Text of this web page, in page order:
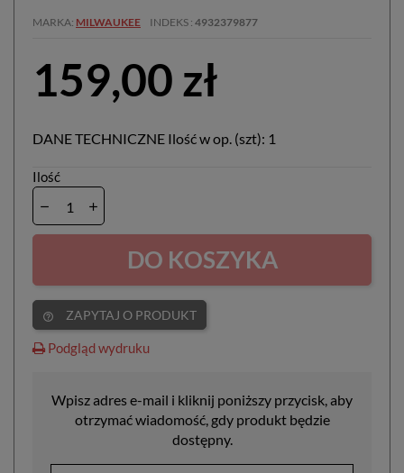
MARKA MILWAUKEE INDEKS 4932379877
159,00 zł
DANE TECHNICZNE Ilość w op. (szt): 1
Ilość
DO KOSZYKA
help_outline ZAPYTAJ O PRODUKT
Podgląd wydruku
Wpisz adres e-mail i kliknij poniższy przycisk, aby
otrzymać wiadomość, gdy produkt będzie
dostępny.